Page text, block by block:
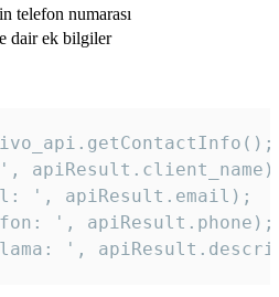
telefon numarası
dair ek bilgiler
', apiResult.email);
', apiResult.phone);
',